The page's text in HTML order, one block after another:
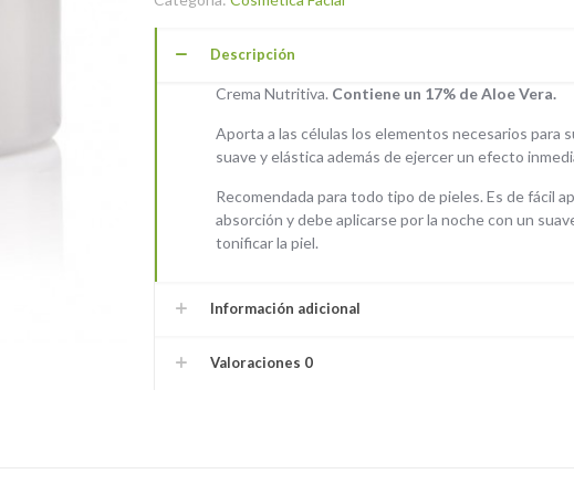
Descripción
Crema Nutritiva. Contiene un 17% de Aloe Vera.
Aporta a las células los elementos necesarios para
suave y elástica además de ejercer un efecto
Recomendada para todo tipo de pieles. Es de fácil
absorción y debe aplicarse por la noche con un
tonificar la piel.
Información adicional
Valoraciones 0